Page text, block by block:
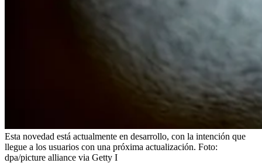
Esta novedad está actualmente en desarrollo, con la intención que
llegue a los usuarios con una próxima actualización. Foto:
dpa/picture alliance via Getty I